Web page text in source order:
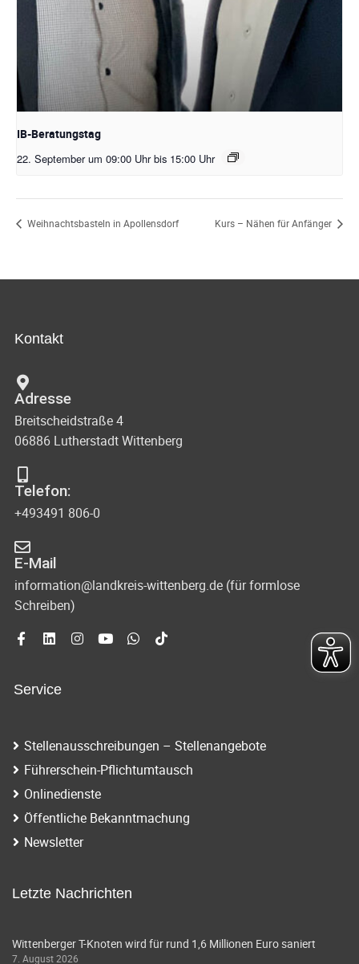
IB-Beratungstag
22. September um 09:00 Uhr bis 15:00 Uhr
Weihnachtsbasteln in Apollensdorf Kurs – Nähen für Anfänger
Kontakt
Adresse
Breitscheidstraße 4
06886 Lutherstadt Wittenberg
Telefon:
+493491 806-0
E-Mail
information@landkreis-wittenberg.de (für formlose
Schreiben)
Service
Stellenausschreibungen – Stellenangebote
Führerschein-Pflichtumtausch
Onlinedienste
Öffentliche Bekanntmachung
Newsletter
Letzte Nachrichten
Wittenberger T-Knoten wird für rund 1,6 Millionen Euro saniert
7. August 2026